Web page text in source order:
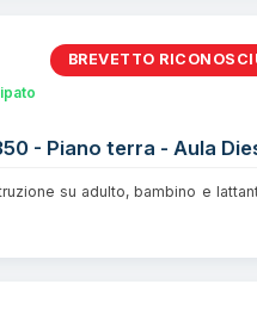
BREVETTO
- Piano terra - Aula
su adulto, bambino e